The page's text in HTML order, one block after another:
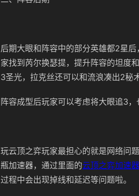
后期大眼和阵容中的部分英雄都2星
家找到芮尔换瑟提，提升阵容的坦度
3圣光，拉克丝还可以和流浪凑出2秘术
阵容成型后玩家可以考虑将大眼追3
玩云顶之弈玩家最担心的就是网络问
瓶加速器，通过里面的云顶之弈加速器
过程中会出现掉线和延迟等问题啦。